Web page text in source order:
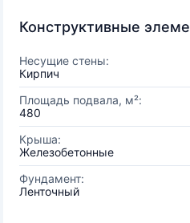
Конструктивные
Несущие стены:
Кирпич
Площадь подвала, м²:
480
Крыша:
Железобетонные
Фундамент:
Ленточный